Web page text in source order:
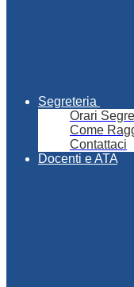
Segreteria
Orari
Come
Contattaci
Docenti e ATA